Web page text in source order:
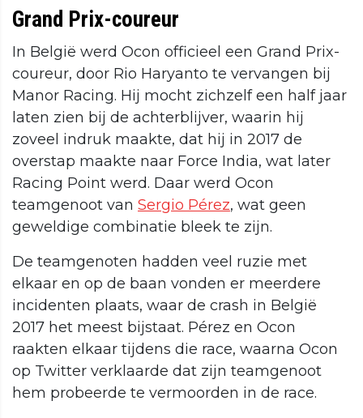
Grand Prix-coureur
In België werd Ocon officieel een Grand Prix-
coureur, door Rio Haryanto te vervangen bij
Manor Racing. Hij mocht zichzelf een half jaar
laten zien bij de achterblijver, waarin hij
zoveel indruk maakte, dat hij in 2017 de
overstap maakte naar Force India, wat later
Racing Point werd. Daar werd Ocon
teamgenoot van Sergio Pérez, wat geen
geweldige combinatie bleek te zijn.
De teamgenoten hadden veel ruzie met
elkaar en op de baan vonden er meerdere
incidenten plaats, waar de crash in België
2017 het meest bijstaat. Pérez en Ocon
raakten elkaar tijdens die race, waarna Ocon
op Twitter verklaarde dat zijn teamgenoot
hem probeerde te vermoorden in de race.